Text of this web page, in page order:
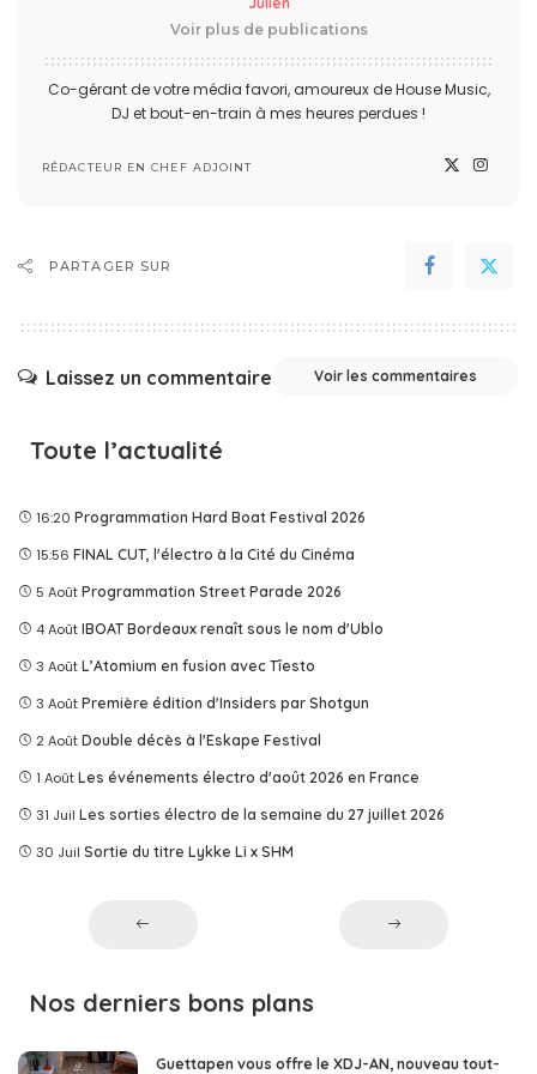
Voir plus de publications
Co-gérant de votre média favori, amoureux de House Music,
DJ et bout-en-train à mes heures perdues !
RÉDACTEUR EN CHEF ADJOINT
PARTAGER SUR
Laissez un commentaire Voir les commentaires
Toute l’actualité
16:20 Programmation Hard Boat Festival 2026
15:56 FINAL CUT, l'électro à la Cité du Cinéma
5 Août Programmation Street Parade 2026
4 Août IBOAT Bordeaux renaît sous le nom d'Ublo
3 Août L’Atomium en fusion avec Tîesto
3 Août Première édition d'Insiders par Shotgun
2 Août Double décès à l'Eskape Festival
1 Août Les événements électro d'août 2026 en France
31 Juil Les sorties électro de la semaine du 27 juillet 2026
30 Juil Sortie du titre Lykke Li x SHM
Nos derniers bons plans
Guettapen vous offre le XDJ-AN, nouveau tout-